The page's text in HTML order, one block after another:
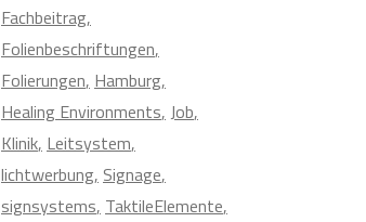
Fachbeitrag
Folienbeschriftungen
Folierungen Hamburg
Healing Environments Job
Klinik Leitsystem
lichtwerbung Signage
signsystems TaktileElemente